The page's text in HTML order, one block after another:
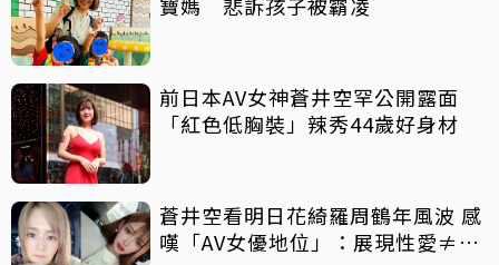
前日本AV女神蒼井空罕公開露面
「紅色低胸裝」辣秀44歲好身材
蒼井空看明日花綺羅周鶴年風波 感
嘆「AV女優地位」：展現性愛≠妓